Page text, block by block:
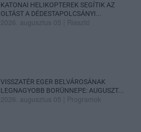
KATONAI HELIKOPTEREK SEGÍTIK AZ
OLTÁST A DÉDESTAPOLCSÁNYI...
2026. augusztus 05 Riasztó
VISSZATÉR EGER BELVÁROSÁNAK
LEGNAGYOBB BORÜNNEPE: AUGUSZT...
2026. augusztus 05 Programok